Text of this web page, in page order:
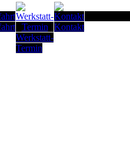
Werkstatt-
Termin
Kontakt